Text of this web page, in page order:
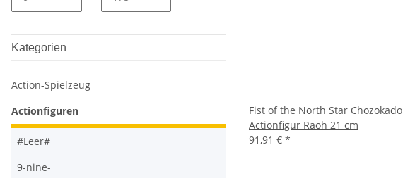
Fist of the North Star Chozokado
Actionfigur Raoh 21 cm
91,91 € *
Kategorien
Action-Spielzeug
Actionfiguren
#Leer#
9-nine-